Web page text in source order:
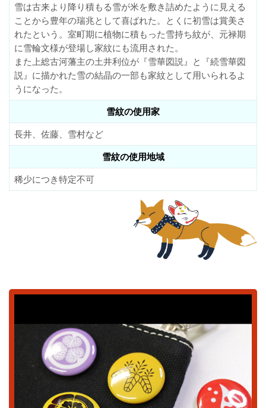
雪は古来より降り積もる雪が米を敷き詰めたように見える
ことから豊年の瑞兆として喜ばれた。とくに初雪は賞美さ
れたという。室町期に植物に積もった雪持ち紋が、元禄期
に雪輪文様が登場し家紋にも流用された。
また上総古河藩主の土井利位が『雪華図説』と『続雪華図
説』に描かれた雪の結晶の一部も家紋として用いられるよ
うになった。
雪紋の使用家
長井、佐藤、雪村など
雪紋の使用地域
稀少につき特定不可